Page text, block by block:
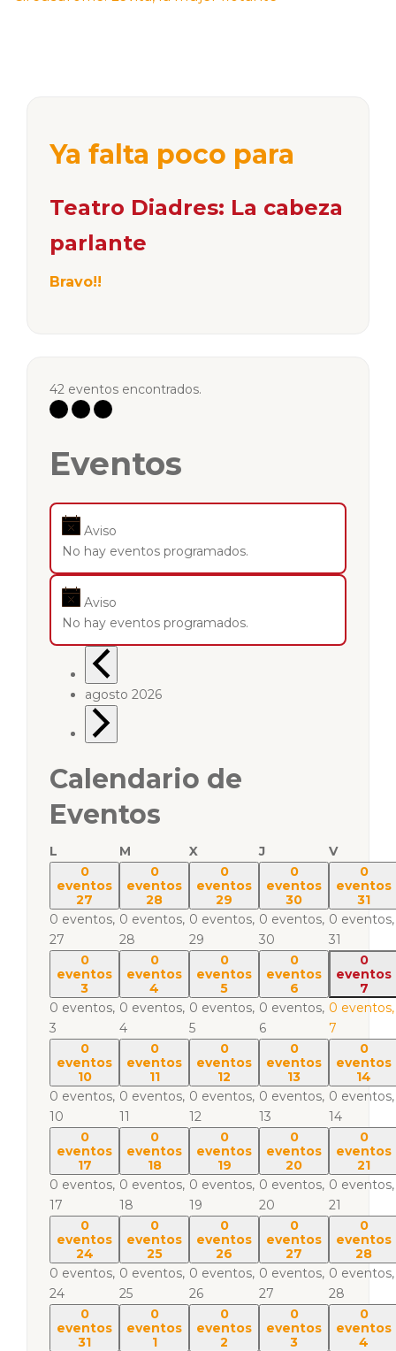
Ya falta poco para
Teatro Diadres: La cabeza
parlante
Bravo!!
42 eventos encontrados.
Eventos
Aviso
No hay eventos programados.
Aviso
No hay eventos programados.
agosto 2026
Calendario de
Eventos
L M X J
V
0
eventos
27
0 eventos,
27
0
eventos
28
0 eventos,
28
0
eventos
29
0 eventos,
29
0
eventos
30
0 eventos,
30
0
eventos
31
0 eventos,
31
0
eventos
3
0 eventos,
3
0
eventos
4
0 eventos,
4
0
eventos
5
0 eventos,
5
0
eventos
6
0 eventos,
6
0
eventos
7
0 eventos,
7
0
eventos
10
0 eventos,
10
0
eventos
11
0 eventos,
11
0
eventos
12
0 eventos,
12
0
eventos
13
0 eventos,
13
0
eventos
14
0 eventos,
14
0
eventos
17
0 eventos,
17
0
eventos
18
0 eventos,
18
0
eventos
19
0 eventos,
19
0
eventos
20
0 eventos,
20
0
eventos
21
0 eventos,
21
0
eventos
24
0 eventos,
24
0
eventos
25
0 eventos,
25
0
eventos
26
0 eventos,
26
0
eventos
27
0 eventos,
27
0
eventos
28
0 eventos,
28
0
eventos
31
0
eventos
1
0
eventos
2
0
eventos
3
0
eventos
4